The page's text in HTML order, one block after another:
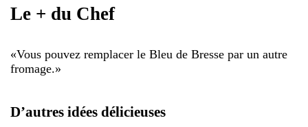
Le + du Chef
«Vous pouvez remplacer le Bleu de Bresse par un autre
fromage.»
D’autres idées délicieuses